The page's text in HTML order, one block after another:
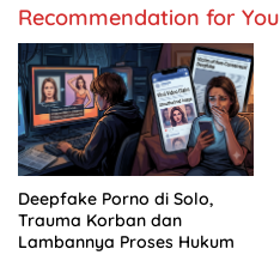
Recommendation for You
Deepfake Porno di Solo,
Trauma Korban dan
Lambannya Proses Hukum